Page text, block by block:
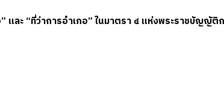
” และ “ที่ว่าการอำเภอ” ในมาตรา ๔ แห่งพระราชบั